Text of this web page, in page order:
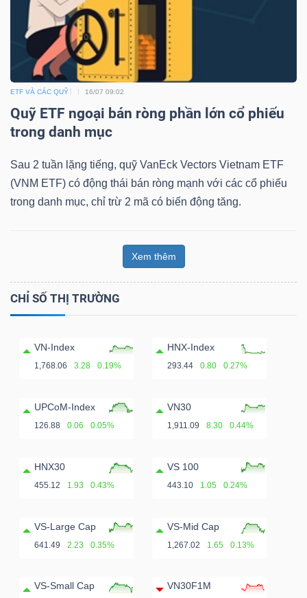
ETF VÀ CÁC QUỸ 16/07 09:02
Quỹ ETF ngoại bán ròng phần lớn cổ phiếu
trong danh mục
Sau 2 tuần lặng tiếng, quỹ VanEck Vectors Vietnam ETF
(VNM ETF) có động thái bán ròng mạnh với các cổ phiếu
trong danh mục, chỉ trừ 2 mã có biến động tăng.
Xem thêm
CHỈ SỐ THỊ TRƯỜNG
VN-Index
1,768.06 3.28 0.19%
HNX-Index
293.44 0.80 0.27%
UPCoM-Index
126.88 0.06 0.05%
VN30
1,911.09 8.30 0.44%
HNX30
455.12 1.93 0.43%
VS 100
443.10 1.05 0.24%
VS-Large Cap
641.49 2.23 0.35%
VS-Mid Cap
1,267.02 1.65 0.13%
VS-Small Cap VN30F1M